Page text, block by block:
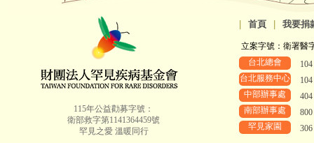
115年公益勸募字號：
衛部救字第1141364459號
罕見之愛 溫暖同行
首頁 我要捐
立案字號：衛署醫
台北總會
台北服務中心
中部辦事處
南部辦事處
罕見家園